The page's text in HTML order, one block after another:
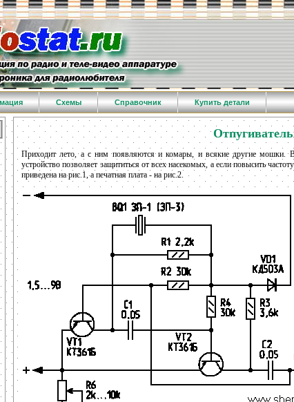
Схемы Справочник Купить детали
Приходит лето, а с ним появляются и комары, и всякие другие мошки.
устройство позволяет защититься от всех насекомых, а если повысить
приведена на рис.1, а печатная плата - на рис.2.